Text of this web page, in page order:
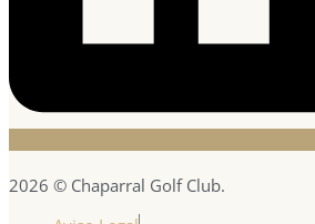
2026 © Chaparral Golf Club.